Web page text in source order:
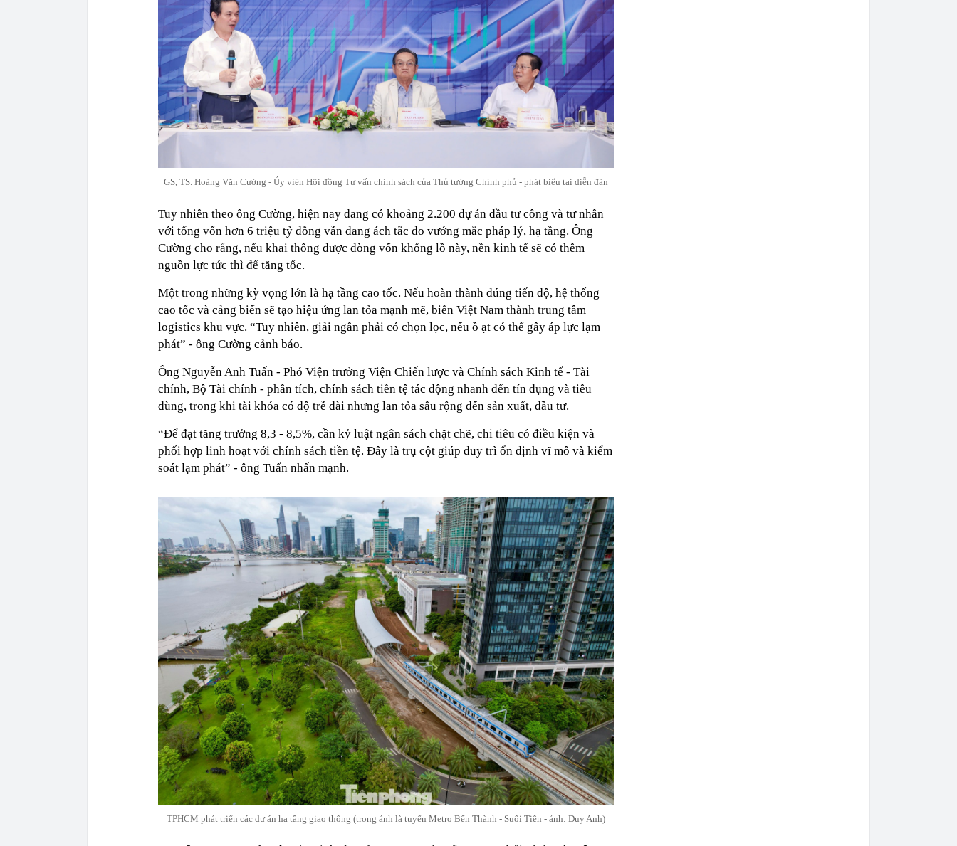
GS, TS. Hoàng Văn Cường - Ủy viên Hội đồng Tư vấn chính sách của Thủ tướng Chính phủ - phát biểu tại diễn đàn
Tuy nhiên theo ông Cường, hiện nay đang có khoảng 2.200 dự án đầu tư công và tư nhân
với tổng vốn hơn 6 triệu tỷ đồng vẫn đang ách tắc do vướng mắc pháp lý, hạ tầng. Ông
Cường cho rằng, nếu khai thông được dòng vốn khổng lồ này, nền kinh tế sẽ có thêm
nguồn lực tức thì để tăng tốc.
Một trong những kỳ vọng lớn là hạ tầng cao tốc. Nếu hoàn thành đúng tiến độ, hệ thống
cao tốc và cảng biển sẽ tạo hiệu ứng lan tỏa mạnh mẽ, biến Việt Nam thành trung tâm
logistics khu vực. “Tuy nhiên, giải ngân phải có chọn lọc, nếu ồ ạt có thể gây áp lực lạm
phát” - ông Cường cảnh báo.
Ông Nguyễn Anh Tuấn - Phó Viện trưởng Viện Chiến lược và Chính sách Kinh tế - Tài
chính, Bộ Tài chính - phân tích, chính sách tiền tệ tác động nhanh đến tín dụng và tiêu
dùng, trong khi tài khóa có độ trễ dài nhưng lan tỏa sâu rộng đến sản xuất, đầu tư.
“Để đạt tăng trưởng 8,3 - 8,5%, cần kỷ luật ngân sách chặt chẽ, chi tiêu có điều kiện và
phối hợp linh hoạt với chính sách tiền tệ. Đây là trụ cột giúp duy trì ổn định vĩ mô và kiểm
soát lạm phát” - ông Tuấn nhấn mạnh.
TPHCM phát triển các dự án hạ tầng giao thông (trong ảnh là tuyến Metro Bến Thành - Suối Tiên - ảnh: Duy Anh)